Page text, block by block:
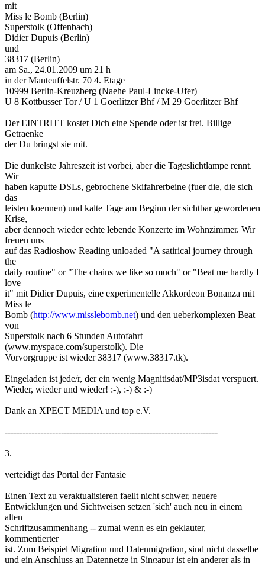
mit
Miss le Bomb (Berlin)
Superstolk (Offenbach)
Didier Dupuis (Berlin)
und
38317 (Berlin)
am Sa., 24.01.2009 um 21 h
in der Manteuffelstr. 70 4. Etage
10999 Berlin-Kreuzberg (Naehe Paul-Lincke-Ufer)
U 8 Kottbusser Tor / U 1 Goerlitzer Bhf / M 29 Goerlitzer Bhf
Der EINTRITT kostet Dich eine Spende oder ist frei. Billige
Getraenke
der Du bringst sie mit.
Die dunkelste Jahreszeit ist vorbei, aber die Tageslichtlampe rennt.
Wir
haben kaputte DSLs, gebrochene Skifahrerbeine (fuer die, die sich
das
leisten koennen) und kalte Tage am Beginn der sichtbar gewordenen
Krise,
aber dennoch wieder echte lebende Konzerte im Wohnzimmer. Wir
freuen uns
auf das Radioshow Reading unloaded "A satirical journey through
the
daily routine" or "The chains we like so much" or "Beat me hardly I
love
it" mit Didier Dupuis, eine experimentelle Akkordeon Bonanza mit
Miss le
Bomb (http://www.misslebomb.net) und den ueberkomplexen Beat
von
Superstolk nach 6 Stunden Autofahrt
(www.myspace.com/superstolk). Die
Vorvorgruppe ist wieder 38317 (www.38317.tk).
Eingeladen ist jede/r, der ein wenig Magnitisdat/MP3isdat verspuert.
Wieder, wieder und wieder! :-), :-) & :-)
Dank an XPECT MEDIA und top e.V.
------------------------------------------------------------------------
3.
verteidigt das Portal der Fantasie
Einen Text zu veraktualisieren faellt nicht schwer, neuere
Entwicklungen und Sichtweisen setzen 'sich' auch neu in einem
alten
Schriftzusammenhang -- zumal wenn es ein geklauter,
kommentierter
ist. Zum Beispiel Migration und Datenmigration, sind nicht dasselbe
und ein Anschluss an Datennetze in Singapur ist ein anderer als in